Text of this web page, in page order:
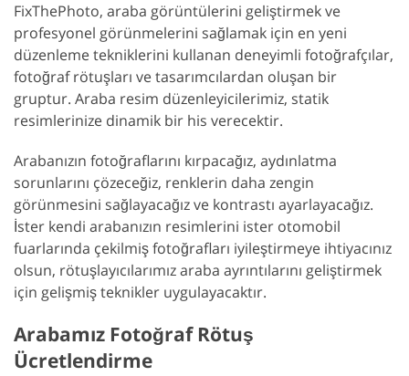
FixThePhoto, araba görüntülerini geliştirmek ve
profesyonel görünmelerini sağlamak için en yeni
düzenleme tekniklerini kullanan deneyimli fotoğrafçılar,
fotoğraf rötuşları ve tasarımcılardan oluşan bir
gruptur. Araba resim düzenleyicilerimiz, statik
resimlerinize dinamik bir his verecektir.
Arabanızın fotoğraflarını kırpacağız, aydınlatma
sorunlarını çözeceğiz, renklerin daha zengin
görünmesini sağlayacağız ve kontrastı ayarlayacağız.
İster kendi arabanızın resimlerini ister otomobil
fuarlarında çekilmiş fotoğrafları iyileştirmeye ihtiyacınız
olsun, rötuşlayıcılarımız araba ayrıntılarını geliştirmek
için gelişmiş teknikler uygulayacaktır.
Arabamız Fotoğraf Rötuş
Ücretlendirme